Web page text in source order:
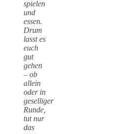
spielen
und
essen.
Drum
lasst es
euch
gut
gehen
– ob
allein
oder in
geselliger
Runde,
tut nur
das